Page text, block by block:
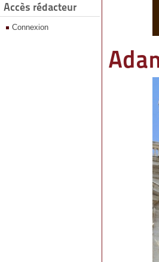
Accès rédacteur
Connexion